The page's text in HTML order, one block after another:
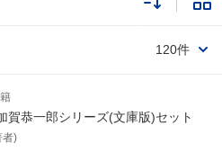
120件
賀恭一郎シリーズ(文庫版)セット
者)